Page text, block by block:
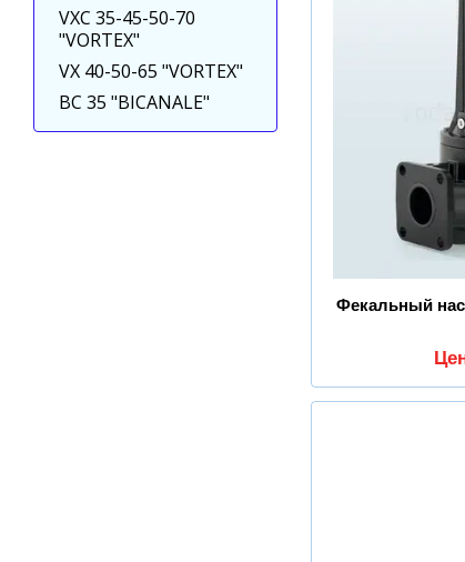
Фекальный
VXC 35-45-50-70
"VORTEX"
VX 40-50-65 "VORTEX"
BC 35 "BICANALE"